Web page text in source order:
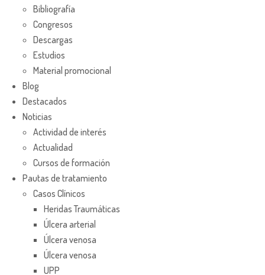
Bibliografía
Congresos
Descargas
Estudios
Material promocional
Blog
Destacados
Noticias
Actividad de interés
Actualidad
Cursos de formación
Pautas de tratamiento
Casos Clínicos
Heridas Traumáticas
Úlcera arterial
Úlcera venosa
Úlcera venosa
UPP